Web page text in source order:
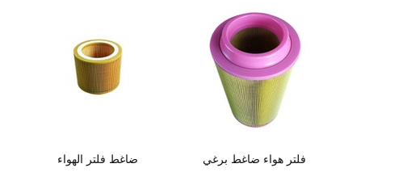
ضاغط فلتر الهواء فلتر هواء ضاغط برغي